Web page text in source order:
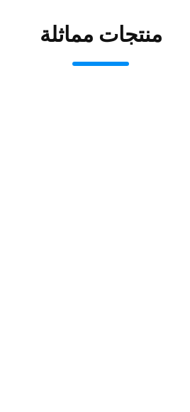
منتجات مماثلة